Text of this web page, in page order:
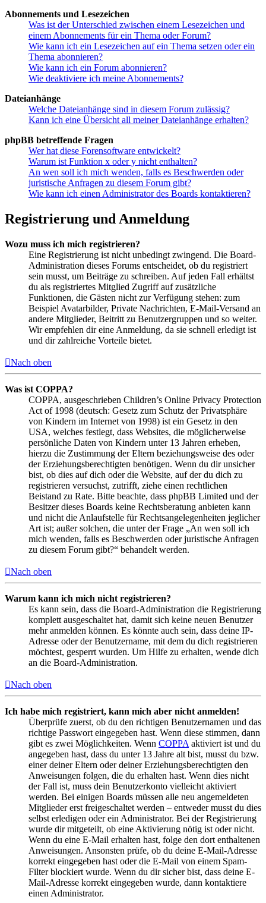
Abonnements und Lesezeichen
Was ist der Unterschied zwischen einem Lesezeichen und
einem Abonnements für ein Thema oder Forum?
Wie kann ich ein Lesezeichen auf ein Thema setzen oder ein
Thema abonnieren?
Wie kann ich ein Forum abonnieren?
Wie deaktiviere ich meine Abonnements?
Dateianhänge
Welche Dateianhänge sind in diesem Forum zulässig?
Kann ich eine Übersicht all meiner Dateianhänge erhalten?
phpBB betreffende Fragen
Wer hat diese Forensoftware entwickelt?
Warum ist Funktion x oder y nicht enthalten?
An wen soll ich mich wenden, falls es Beschwerden oder
juristische Anfragen zu diesem Forum gibt?
Wie kann ich einen Administrator des Boards kontaktieren?
Registrierung und Anmeldung
Wozu muss ich mich registrieren?
Eine Registrierung ist nicht unbedingt zwingend. Die Board-
Administration dieses Forums entscheidet, ob du registriert
sein musst, um Beiträge zu schreiben. Auf jeden Fall erhältst
du als registriertes Mitglied Zugriff auf zusätzliche
Funktionen, die Gästen nicht zur Verfügung stehen: zum
Beispiel Avatarbilder, Private Nachrichten, E-Mail-Versand an
andere Mitglieder, Beitritt zu Benutzergruppen und so weiter.
Wir empfehlen dir eine Anmeldung, da sie schnell erledigt ist
und dir zahlreiche Vorteile bietet.
Nach oben
Was ist COPPA?
COPPA, ausgeschrieben Children’s Online Privacy Protection
Act of 1998 (deutsch: Gesetz zum Schutz der Privatsphäre
von Kindern im Internet von 1998) ist ein Gesetz in den
USA, welches festlegt, dass Websites, die möglicherweise
persönliche Daten von Kindern unter 13 Jahren erheben,
hierzu die Zustimmung der Eltern beziehungsweise des oder
der Erziehungsberechtigten benötigen. Wenn du dir unsicher
bist, ob dies auf dich oder die Website, auf der du dich zu
registrieren versuchst, zutrifft, ziehe einen rechtlichen
Beistand zu Rate. Bitte beachte, dass phpBB Limited und der
Besitzer dieses Boards keine Rechtsberatung anbieten kann
und nicht die Anlaufstelle für Rechtsangelegenheiten jeglicher
Art ist; außer solchen, die unter der Frage „An wen soll ich
mich wenden, falls es Beschwerden oder juristische Anfragen
zu diesem Forum gibt?“ behandelt werden.
Nach oben
Warum kann ich mich nicht registrieren?
Es kann sein, dass die Board-Administration die Registrierung
komplett ausgeschaltet hat, damit sich keine neuen Benutzer
mehr anmelden können. Es könnte auch sein, dass deine IP-
Adresse oder der Benutzername, mit dem du dich registrieren
möchtest, gesperrt wurden. Um Hilfe zu erhalten, wende dich
an die Board-Administration.
Nach oben
Ich habe mich registriert, kann mich aber nicht anmelden!
Überprüfe zuerst, ob du den richtigen Benutzernamen und das
richtige Passwort eingegeben hast. Wenn diese stimmen, dann
gibt es zwei Möglichkeiten. Wenn COPPA aktiviert ist und du
angegeben hast, dass du unter 13 Jahre alt bist, musst du bzw.
einer deiner Eltern oder deiner Erziehungsberechtigten den
Anweisungen folgen, die du erhalten hast. Wenn dies nicht
der Fall ist, muss dein Benutzerkonto vielleicht aktiviert
werden. Bei einigen Boards müssen alle neu angemeldeten
Mitglieder erst freigeschaltet werden – entweder musst du dies
selbst erledigen oder ein Administrator. Bei der Registrierung
wurde dir mitgeteilt, ob eine Aktivierung nötig ist oder nicht.
Wenn du eine E-Mail erhalten hast, folge den dort enthaltenen
Anweisungen. Ansonsten prüfe, ob du deine E-Mail-Adresse
korrekt eingegeben hast oder die E-Mail von einem Spam-
Filter blockiert wurde. Wenn du dir sicher bist, dass deine E-
Mail-Adresse korrekt eingegeben wurde, dann kontaktiere
einen Administrator.